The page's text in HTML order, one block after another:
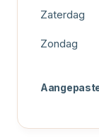
Zaterdag
Zondag